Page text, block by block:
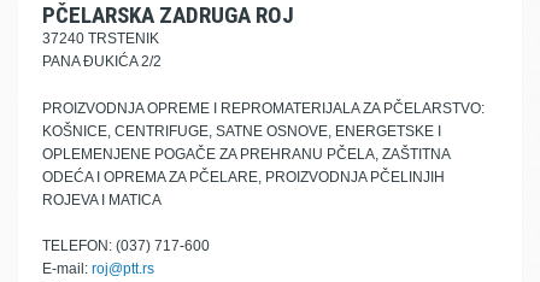
PČELARSKA ZADRUGA ROJ
37240 TRSTENIK
PANA ĐUKIĆA 2/2
PROIZVODNJA OPREME I REPROMATERIJALA ZA PČELARSTVO:
KOŠNICE, CENTRIFUGE, SATNE OSNOVE, ENERGETSKE I
OPLEMENJENE POGAČE ZA PREHRANU PČELA, ZAŠTITNA
ODEĆA I OPREMA ZA PČELARE, PROIZVODNJA PČELINJIH
ROJEVA I MATICA
TELEFON: (037) 717-600
E-mail: roj@ptt.rs